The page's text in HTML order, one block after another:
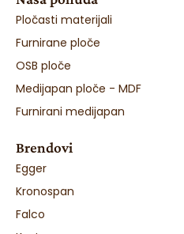
Pločasti materijali
Furnirane ploče
OSB ploče
Medijapan ploče - MDF
Furnirani medijapan
Brendovi
Egger
Kronospan
Falco